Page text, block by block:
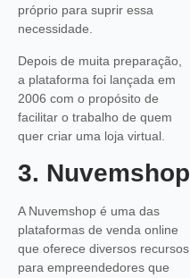
próprio para suprir essa
necessidade.
Depois de muita preparação,
a plataforma foi lançada em
2006 com o propósito de
facilitar o trabalho de quem
quer criar uma loja virtual.
3. Nuvemshop
A Nuvemshop é uma das
plataformas de venda online
que oferece diversos recursos
para empreendedores que